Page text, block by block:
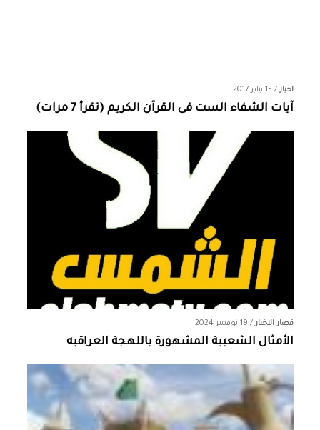
اخبار/ 15 يناير 2017
آيات الشفاء الست فى القرآن الكريم (تقرأ 7 مرات)
قصار الاخبار/ 19 نوفمبر 2024
الأمثال الشعبية المشهورة باللهجة العراقيه